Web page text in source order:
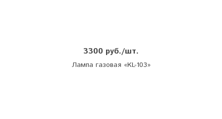
3300 руб./шт.
Лампа газовая «KL-103»